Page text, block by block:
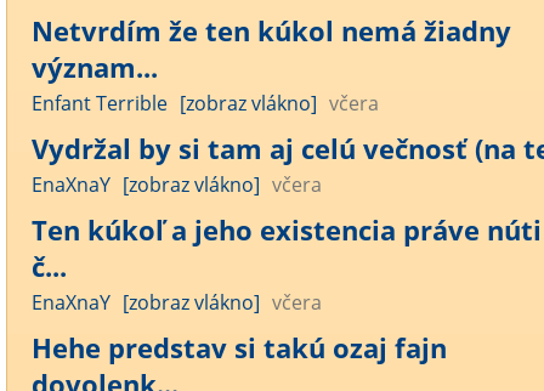
Netvrdím že ten kúkol nemá žiadny
význam...
Enfant Terrible [zobraz vlákno] včera
Vydržal by si tam aj celú večnosť (na
EnaXnaY [zobraz vlákno] včera
Ten kúkoľ a jeho existencia práve núti
č...
EnaXnaY [zobraz vlákno] včera
Hehe predstav si takú ozaj fajn
dovolenk...